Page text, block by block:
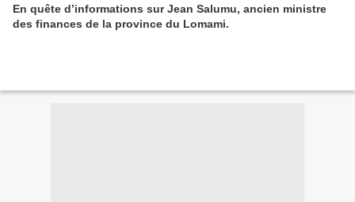
En quête d’informations sur Jean Salumu, ancien ministre
des finances de la province du Lomami.